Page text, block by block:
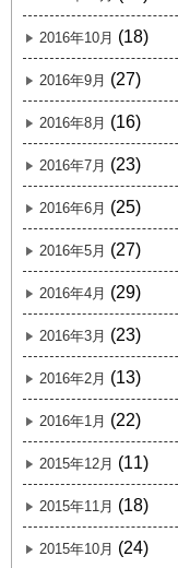
2016年10月 (18)
2016年9月 (27)
2016年8月 (16)
2016年7月 (23)
2016年6月 (25)
2016年5月 (27)
2016年4月 (29)
2016年3月 (23)
2016年2月 (13)
2016年1月 (22)
2015年12月 (11)
2015年11月 (18)
2015年10月 (24)